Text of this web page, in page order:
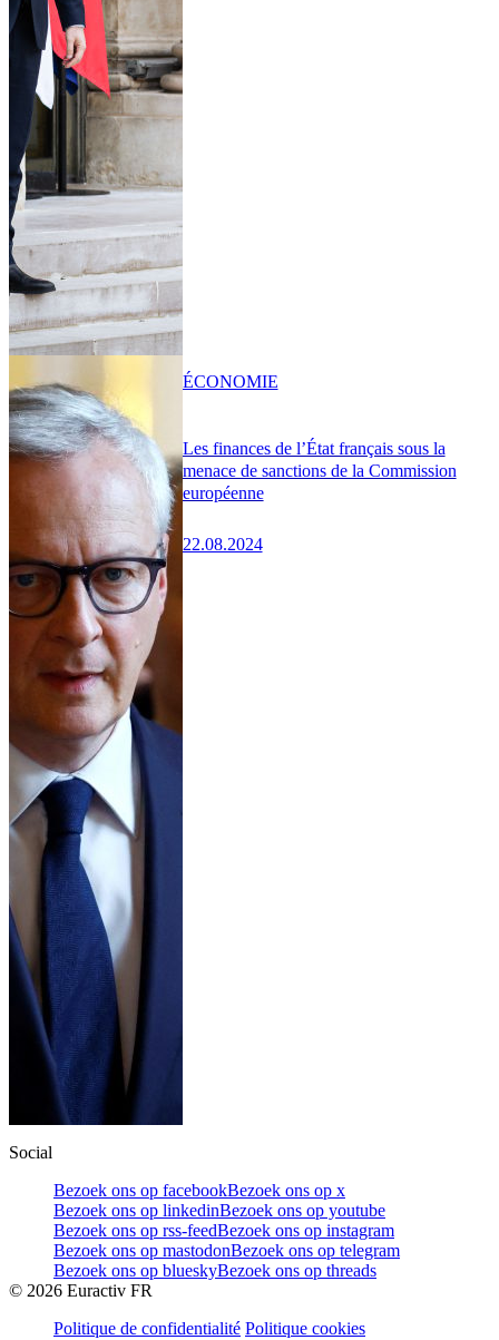
Les finances de l’État français sous la
menace de sanctions de la Commission
européenne
22.08.2024
ÉCONOMIE
Social
Bezoek ons op facebookBezoek ons op x
Bezoek ons op linkedinBezoek ons op youtube
Bezoek ons op rss-feedBezoek ons op instagram
Bezoek ons op mastodonBezoek ons op telegram
Bezoek ons op blueskyBezoek ons op threads
© 2026 Euractiv FR
Politique de confidentialité Politique cookies